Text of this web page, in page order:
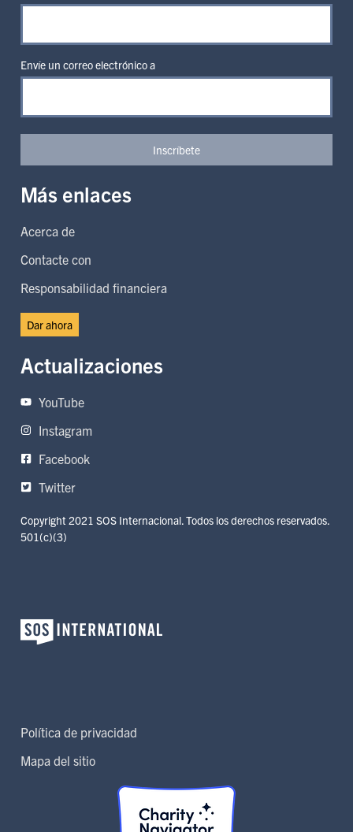
Copyright 2021 SOS Internacional. Todos los derechos reservados.
501(c)(3)
Política de privacidad
Mapa del sitio
Más enlaces
Acerca de
Contacte con
Responsabilidad financiera
Dar ahora
Actualizaciones
YouTube
Instagram
Facebook
Twitter
Envíe un correo electrónico a
Inscríbete